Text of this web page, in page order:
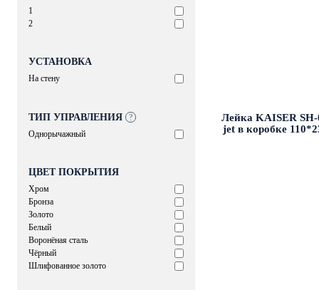
1
2
УСТАНОВКА
На стену
ТИП УПРАВЛЕНИЯ
?
Однорычажный
ЦВЕТ ПОКРЫТИЯ
Хром
Бронза
Золото
Белый
Воронёная сталь
Чёрный
Шлифованное золото
Лейка KAISER SH-
jet в коробке